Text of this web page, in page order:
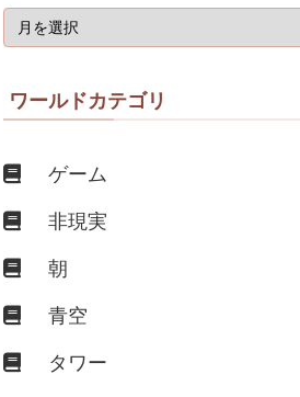
ワールドカテゴリ
ゲーム
非現実
朝
青空
タワー